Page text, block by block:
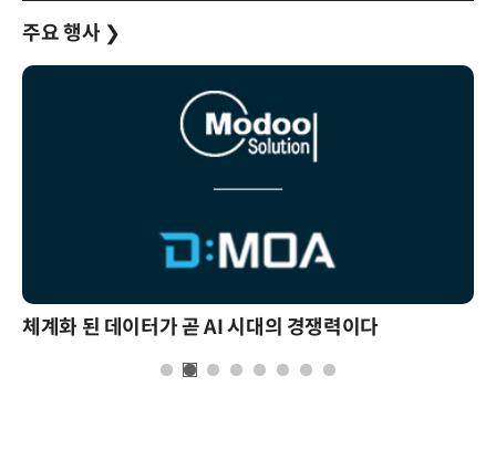
주요 행사 ❯
체계화 된 데이터가 곧 AI 시대의 경쟁력이다